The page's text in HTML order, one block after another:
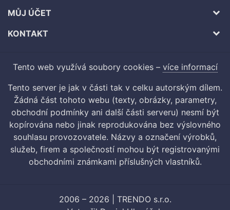
MŮJ ÚČET
KONTAKT
Tento web využívá soubory cookies – více informací
Tento server je jak v části tak v celku autorským dílem.
Žádná část tohoto webu (texty, obrázky, parametry,
obchodní podmínky ani další části serveru) nesmí být
kopírována nebo jinak reprodukována bez výslovného
souhlasu provozovatele. Názvy a označení výrobků,
služeb, firem a společností mohou být registrovanými
obchodními známkami příslušných vlastníků.
2006 – 2026 | TRENDO s.r.o.